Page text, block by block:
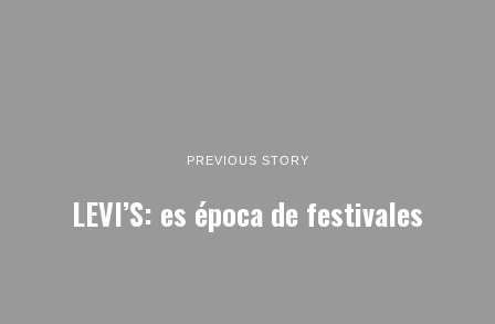
PREVIOUS STORY
LEVI’S: es época de festivales